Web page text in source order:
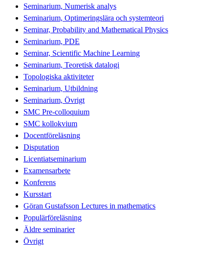
Seminarium, Numerisk analys
Seminarium, Optimeringslära och systemteori
Seminar, Probability and Mathematical Physics
Seminarium, PDE
Seminar, Scientific Machine Learning
Seminarium, Teoretisk datalogi
Topologiska aktiviteter
Seminarium, Utbildning
Seminarium, Övrigt
SMC Pre-colloquium
SMC kollokvium
Docentföreläsning
Disputation
Licentiatseminarium
Examensarbete
Konferens
Kursstart
Göran Gustafsson Lectures in mathematics
Populärföreläsning
Äldre seminarier
Övrigt